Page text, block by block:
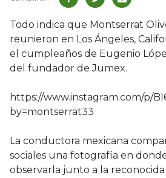
Todo indica que Montserrat
reunieron en Los Ángeles,
el cumpleaños de Eugenio
del fundador de Jumex.
https://www.instagram.com/p/
by=montserrat33
La conductora mexicana
sociales una fotografía en
observarla junto a la reconocida